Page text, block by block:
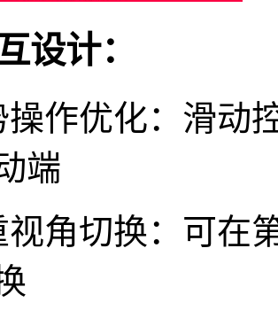
设计：
操作优化：滑动
端
视角切换：可在